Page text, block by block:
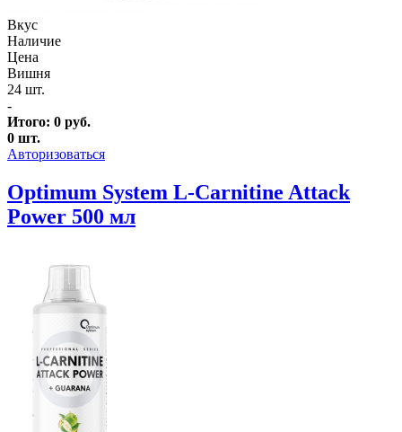
Вкус
Наличие
Цена
Вишня
24 шт.
-
Итого: 0 руб.
0 шт.
Авторизоваться
Optimum System L-Carnitine Attack
Power 500 мл